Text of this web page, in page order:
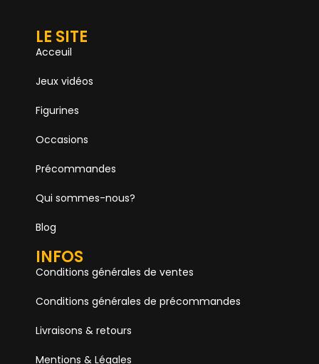
LE SITE
Acceuil
Jeux vidéos
Figurines
Occasions
Précommandes
Qui sommes-nous?
Blog
INFOS
Conditions générales de ventes
Conditions générales de précommandes
Livraisons & retours
Mentions & Légales